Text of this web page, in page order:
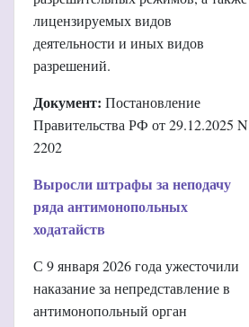
лицензируемых видов
деятельности и иных видов
разрешений.
Документ: Постановление
Правительства РФ от 29.12.2025 N
2202
Выросли штрафы за неподачу
ряда антимонопольных
ходатайств
С 9 января 2026 года ужесточили
наказание за непредставление в
антимонопольный орган